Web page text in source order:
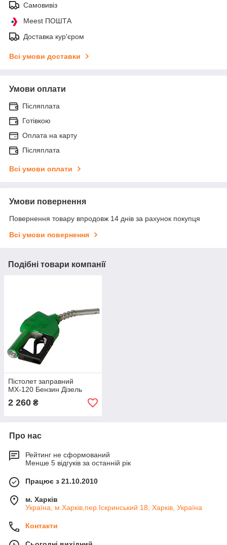
Самовивіз
Meest ПОШТА
Доставка кур'єром
Всі умови доставки
Умови оплати
Післяплата
Готівкою
Оплата на карту
Післяплата
Всі умови оплати
Умови повернення
Повернення товару впродовж 14 днів за рахунок покупця
Всі умови повернення
Подібні товари компанії
Пістолет заправний
МХ-120 Бензин Дізель
2 260 ₴
Про нас
Рейтинг не сформований
Менше 5 відгуків за останній рік
Працює з 21.10.2010
м. Харків
Україна, м.Харків,пер.Іскринський 18, Харків, Україна
Контакти